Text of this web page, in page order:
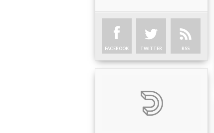
FACEBOOK TWITTER RSS